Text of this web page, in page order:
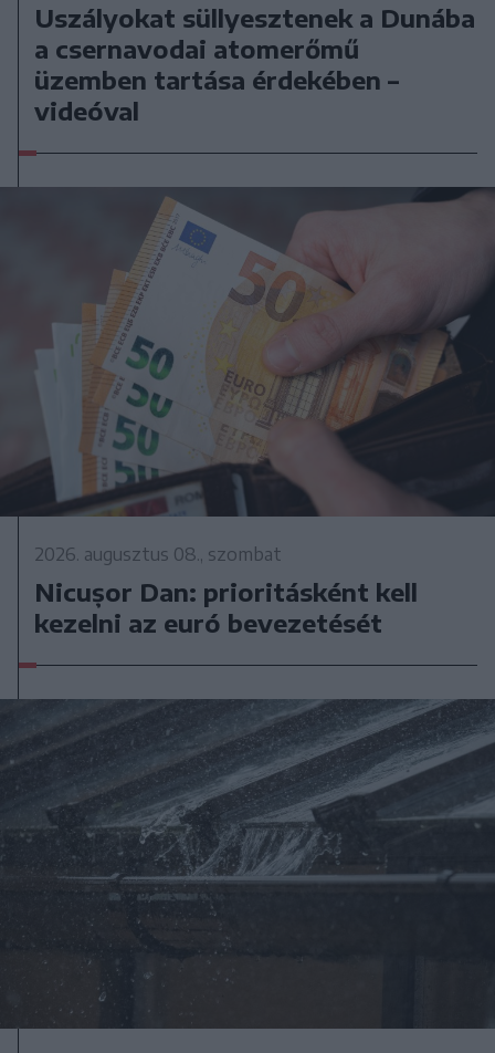
Uszályokat süllyesztenek a Dunába
a csernavodai atomerőmű
üzemben tartása érdekében –
videóval
2026. augusztus 08., szombat
Nicușor Dan: prioritásként kell
kezelni az euró bevezetését